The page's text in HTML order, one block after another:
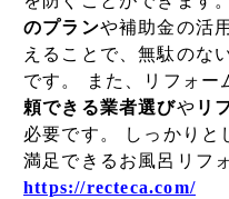
のプランや補助金の活
えることで、無駄のな
です。 また、リフォー
頼できる業者選びや リ
必要です。 しっかりと
満足できるお風呂リフ
https://recteca.com/